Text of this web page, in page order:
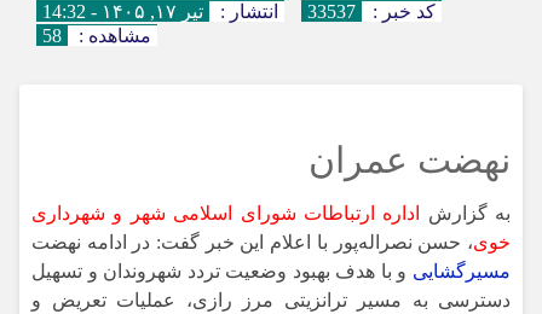
انتشار : تیر ۱۷, ۱۴۰۵ - 14:32 کد خبر :
33537
مشاهده :
58
نهضت عمران
به گزارش اداره ارتباطات شورای اسلامی شهر و شهرداری
خوی، حسن نصراله‌پور با اعلام این خبر گفت: در ادامه نهضت
مسیرگشایی و با هدف بهبود وضعیت تردد شهروندان و تسهیل
دسترسی به مسیر ترانزیتی مرز رازی، عملیات تعریض و